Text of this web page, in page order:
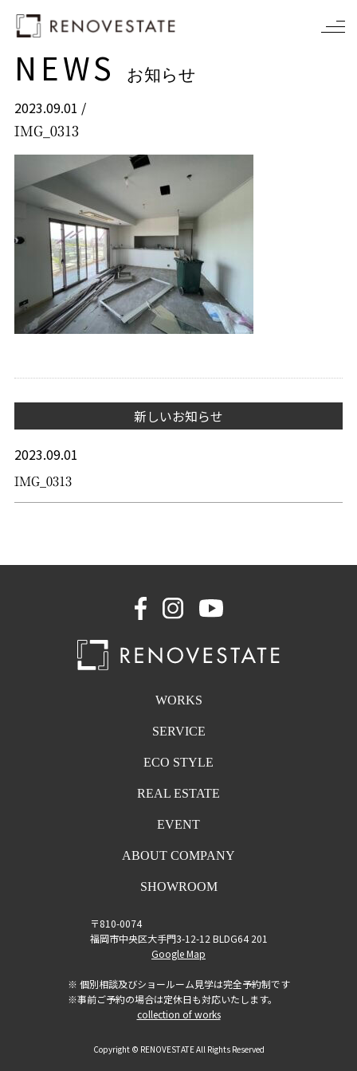
NEWS お知らせ
2023.09.01 /
IMG_0313
新しいお知らせ
2023.09.01
IMG_0313
WORKS
SERVICE
ECO STYLE
REAL ESTATE
EVENT
ABOUT COMPANY
SHOWROOM
〒810-0074
福岡市中央区大手門3-12-12 BLDG64 201
Google Map
※ 個別相談及びショールーム見学は完全予約制です
※事前ご予約の場合は定休日も対応いたします。
collection of works
Copyright © RENOVESTATE All Rights Reserved